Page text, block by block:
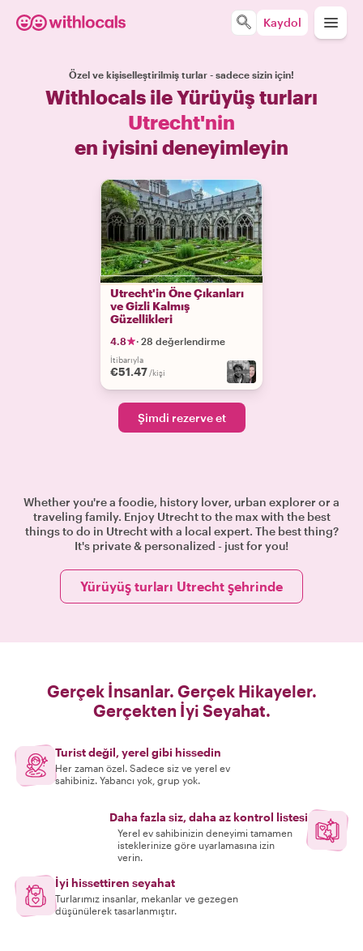
Kaydol
Özel ve kişiselleştirilmiş turlar - sadece sizin için!
Withlocals ile Yürüyüş turları
Utrecht'nin
en iyisini deneyimleyin
Utrecht'in Öne Çıkanları
ve Gizli Kalmış
Güzellikleri
4.8 · 28 değerlendirme
İtibarıyla
€51.47 /kişi
Şimdi rezerve et
Whether you're a foodie, history lover, urban explorer or a
traveling family. Enjoy Utrecht to the max with the best
things to do in Utrecht with a local expert. The best thing?
It's private & personalized - just for you!
Yürüyüş turları Utrecht şehrinde
Gerçek İnsanlar. Gerçek Hikayeler.
Gerçekten İyi Seyahat.
Turist değil, yerel gibi hissedin
Her zaman özel. Sadece siz ve yerel ev
sahibiniz. Yabancı yok, grup yok.
Daha fazla siz, daha az kontrol listesi
Yerel ev sahibinizin deneyimi tamamen
isteklerinize göre uyarlamasına izin
verin.
İyi hissettiren seyahat
Turlarımız insanlar, mekanlar ve gezegen
düşünülerek tasarlanmıştır.